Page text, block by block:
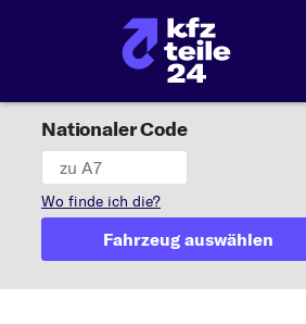
Nationaler Code
Wo finde ich die?
Fahrzeug auswählen